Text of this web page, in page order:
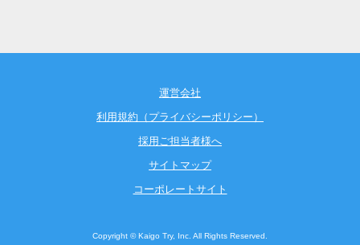
運営会社
利用規約（プライバシーポリシー）
採用ご担当者様へ
サイトマップ
コーポレートサイト
Copyright © Kaigo Try, Inc. All Rights Reserved.